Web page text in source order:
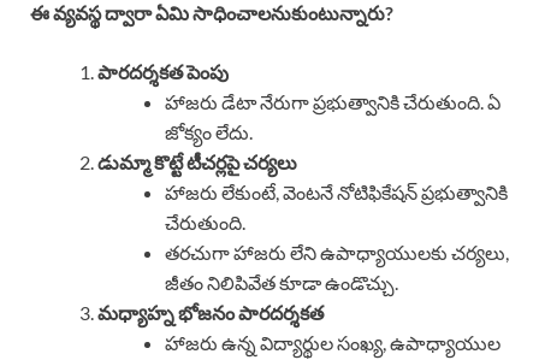
ఈ వ్యవస్థ ద్వారా ఏమి సాధించాలనుకుంటున్నారు?
పారదర్శకత పెంపు
హాజరు డేటా నేరుగా ప్రభుత్వానికి చేరుతుంది. ఏ
జోక్యం లేదు.
డుమ్మా కొట్టే టీచర్లపై చర్యలు
హాజరు లేకుంటే, వెంటనే నోటిఫికేషన్ ప్రభుత్వానికి
చేరుతుంది.
తరచుగా హాజరు లేని ఉపాధ్యాయులకు చర్యలు,
జీతం నిలిపివేత కూడా ఉండొచ్చు.
మధ్యాహ్న భోజనం పారదర్శకత
హాజరు ఉన్న విద్యార్థుల సంఖ్య, ఉపాధ్యాయుల